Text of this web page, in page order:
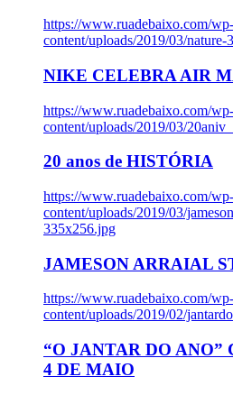
https://www.ruadebaixo.com/wp-
content/uploads/2019/03/nature-
NIKE CELEBRA AIR
https://www.ruadebaixo.com/wp-
content/uploads/2019/03/
20 anos de HISTÓRIA
https://www.ruadebaixo.com/wp-
content/uploads/2019/03/
335x256.jpg
JAMESON ARRAIAL
https://www.ruadebaixo.com/wp-
content/uploads/2019/02/
“O JANTAR DO ANO”
4 DE MAIO